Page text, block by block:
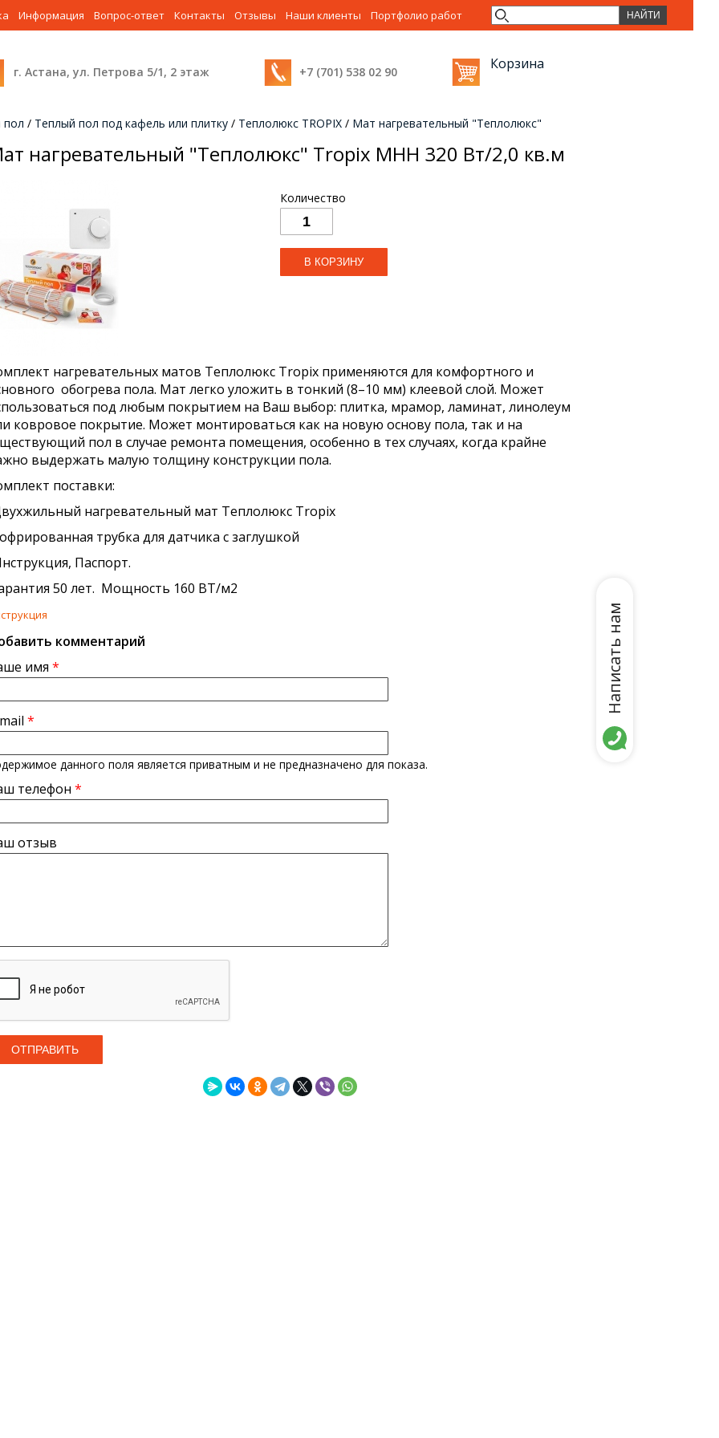
Информация Вопрос-ответ Контакты Отзывы Наши клиенты Портфолио работ
г. Астана, ул. Петрова 5/1, 2 этаж +7 (701) 538 02 90 Корзина
пол / Теплый пол под кафель или плитку / Теплолюкс TROPIX / Мат нагревательный "Теплолюкс"
нагревательный "Теплолюкс" Tropix МНН 320 Вт/2,0 кв.м
Количество
нагревательных матов Теплолюкс Tropix применяются для комфортного и
обогрева пола. Мат легко уложить в тонкий (8–10 мм) клеевой слой. Может
под любым покрытием на Ваш выбор: плитка, мрамор, ламинат, линолеум
ковровое покрытие. Может монтироваться как на новую основу пола, так и на
пол в случае ремонта помещения, особенно в тех случаях, когда крайне
выдержать малую толщину конструкции пола.
поставки:
нагревательный мат Теплолюкс Tropix
трубка для датчика с заглушкой
Паспорт.
50 лет. Мощность 160 ВТ/м2
комментарий
имя *
*
данного поля является приватным и не предназначено для показа.
телефон *
отзыв
Написать нам